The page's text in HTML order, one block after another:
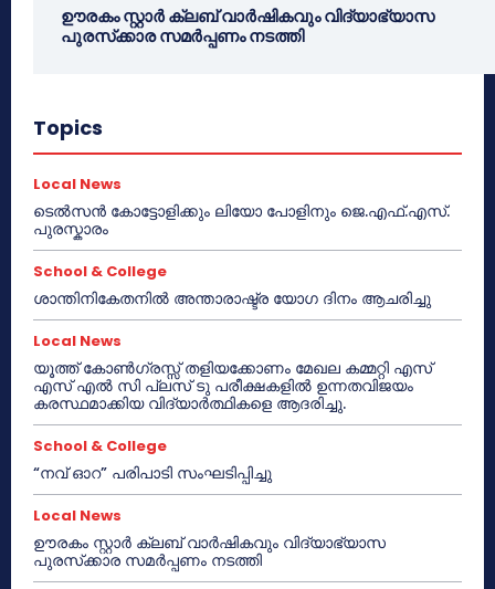
ഊരകം സ്റ്റാർ ക്ലബ് വാർഷികവും വിദ്യാഭ്യാസ
പുരസ്‌ക്കാര സമർപ്പണം നടത്തി
Topics
Local News
ടെൽസൻ കോട്ടോളിക്കും ലിയോ പോളിനും ജെ.എഫ്.എസ്.
പുരസ്കാരം
School & College
ശാന്തിനികേതനിൽ അന്താരാഷ്ട്ര യോഗ ദിനം ആചരിച്ചു
Local News
യൂത്ത് കോൺഗ്രസ്സ് തളിയക്കോണം മേഖല കമ്മറ്റി എസ്
എസ് എൽ സി പ്ലസ് ടു പരീക്ഷകളിൽ ഉന്നതവിജയം
കരസ്ഥമാക്കിയ വിദ്യാർത്ഥികളെ ആദരിച്ചു.
School & College
“നവ് ഓറ” പരിപാടി സംഘടിപ്പിച്ചു
Local News
ഊരകം സ്റ്റാർ ക്ലബ് വാർഷികവും വിദ്യാഭ്യാസ
പുരസ്‌ക്കാര സമർപ്പണം നടത്തി